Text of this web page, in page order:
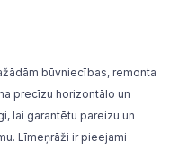
būvniecības, remonta
precīzu horizontālo un
lai garantētu pareizu un
Līmeņrāži ir pieejami